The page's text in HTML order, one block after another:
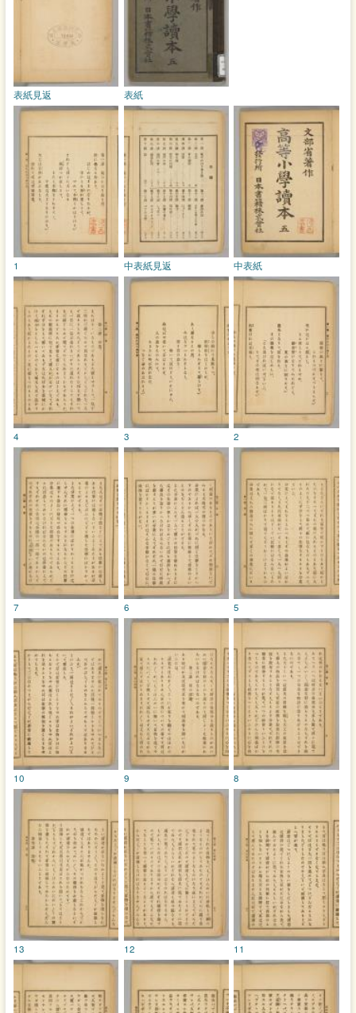
表紙
表紙見返
中表紙
中表紙見返
1
2
3
4
5
6
7
8
9
10
11
12
13